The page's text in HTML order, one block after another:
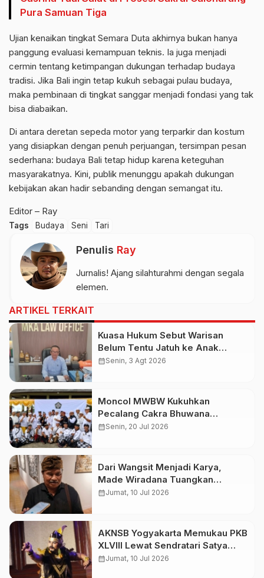
Pura Samuan Tiga
Ujian kenaikan tingkat Semara Duta akhirnya bukan hanya
panggung evaluasi kemampuan teknis. Ia juga menjadi
cermin tentang ketimpangan dukungan terhadap budaya
tradisi. Jika Bali ingin tetap kukuh sebagai pulau budaya,
maka pembinaan di tingkat sanggar menjadi fondasi yang tak
bisa diabaikan.
Di antara deretan sepeda motor yang terparkir dan kostum
yang disiapkan dengan penuh perjuangan, tersimpan pesan
sederhana: budaya Bali tetap hidup karena keteguhan
masyarakatnya. Kini, publik menunggu apakah dukungan
kebijakan akan hadir sebanding dengan semangat itu.
Editor – Ray
Tags Budaya Seni Tari
Penulis Ray
Jurnalis! Ajang silahturahmi dengan segala
elemen.
ARTIKEL TERKAIT
Kuasa Hukum Sebut Warisan
Belum Tentu Jatuh ke Anak
Kandung, Jero Mangku “Merusak
calendar_monthSenin, 3 Agt 2026
Moncol MWBW Kukuhkan
Pecalang Cakra Bhuwana
Nusantara
calendar_monthSenin, 20 Jul 2026
Dari Wangsit Menjadi Karya,
Made Wiradana Tuangkan
Pengalaman Spiritual dalam
calendar_monthJumat, 10 Jul 2026
AKNSB Yogyakarta Memukau PKB
XLVIII Lewat Sendratari Satya
Paramartha, Kisah Bratasena
calendar_monthJumat, 10 Jul 2026